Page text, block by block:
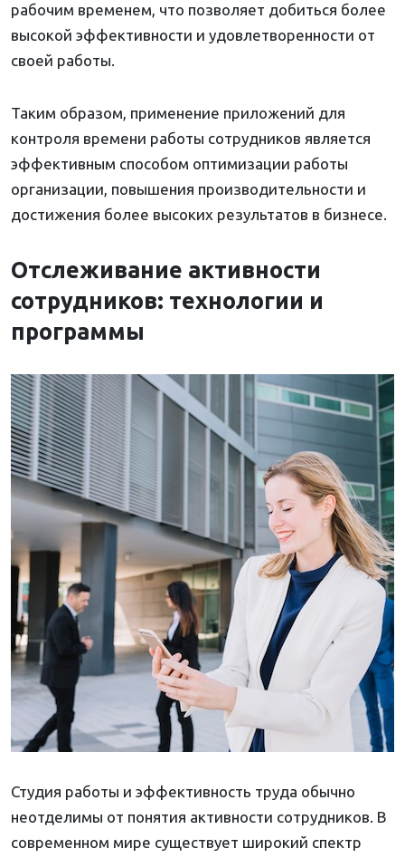
рабочим временем, что позволяет добиться более
высокой эффективности и удовлетворенности от
своей работы.
Таким образом, применение приложений для
контроля времени работы сотрудников является
эффективным способом оптимизации работы
организации, повышения производительности и
достижения более высоких результатов в бизнесе.
Отслеживание активности
сотрудников: технологии и
программы
Студия работы и эффективность труда обычно
неотделимы от понятия активности сотрудников. В
современном мире существует широкий спектр